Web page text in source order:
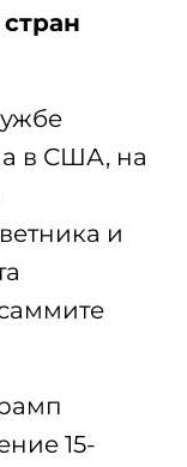
в США, на
и
15-